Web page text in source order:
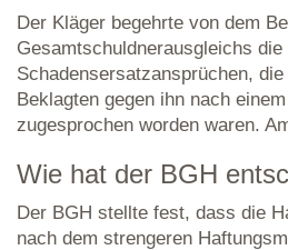
Der Kläger begehrte von dem
Gesamtschuldnerausgleichs
Schadensersatzansprüchen,
Beklagten gegen ihn nach
zugesprochen worden waren.
Wie hat der BGH
Der BGH stellte fest, dass die
nach dem strengeren